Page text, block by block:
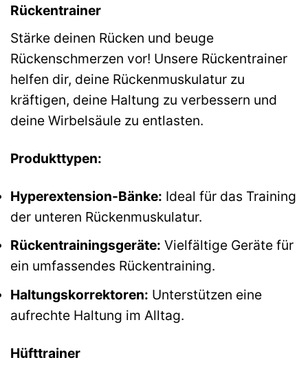
Rückentrainer
Stärke deinen Rücken und beuge
Rückenschmerzen vor! Unsere Rückentrainer
helfen dir, deine Rückenmuskulatur zu
kräftigen, deine Haltung zu verbessern und
deine Wirbelsäule zu entlasten.
Produkttypen:
Hyperextension-Bänke: Ideal für das Training
der unteren Rückenmuskulatur.
Rückentrainingsgeräte: Vielfältige Geräte für
ein umfassendes Rückentraining.
Haltungskorrektoren: Unterstützen eine
aufrechte Haltung im Alltag.
Hüfttrainer